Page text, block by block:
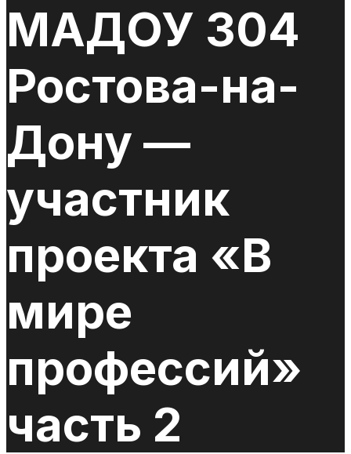
МАДОУ 304
Ростова-на-
Дону —
участник
проекта «В
мире
профессий»
часть 2